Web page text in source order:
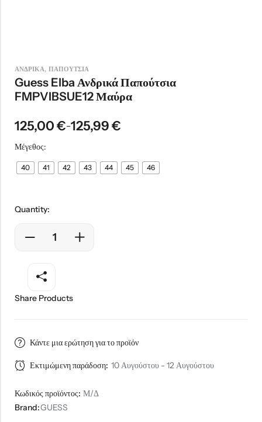
ΑΝΔΡΙΚΑ, ΠΑΠΟΥΤΣΙΑ
Guess Elba Ανδρικά Παπούτσια
FMPVIBSUE12 Μαύρα
125,00€–125,99€
Μέγεθος:
40 41 42 43 44 45 46
Quantity:
Share Products
Κάντε μια ερώτηση για το προϊόν
Εκτιμώμενη παράδοση: 10 Αυγούστου - 12 Αυγούστου
Κωδικός προϊόντος: Μ/Δ
Brand:GUESS